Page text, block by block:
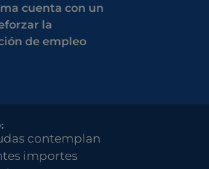
cuenta con un
la
de empleo
contemplan
importes